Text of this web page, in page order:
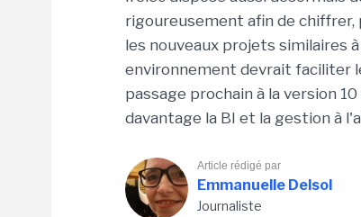
rigoureusement afin de
les nouveaux projets similaires
environnement devrait faciliter
passage prochain à la version
davantage la BI et la gestion à
Article rédigé par
Emmanuelle Delsol
Journaliste